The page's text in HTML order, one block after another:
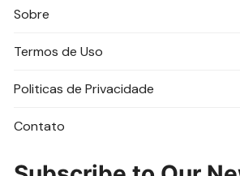
Sobre
Termos de Uso
Politicas de Privacidade
Contato